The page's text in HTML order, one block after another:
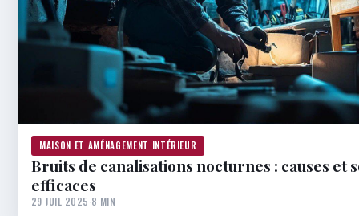
MAISON ET AMÉNAGEMENT INTÉRIEUR
Bruits de canalisations nocturnes : causes et
efficaces
29 JUIL 2025·8 MIN